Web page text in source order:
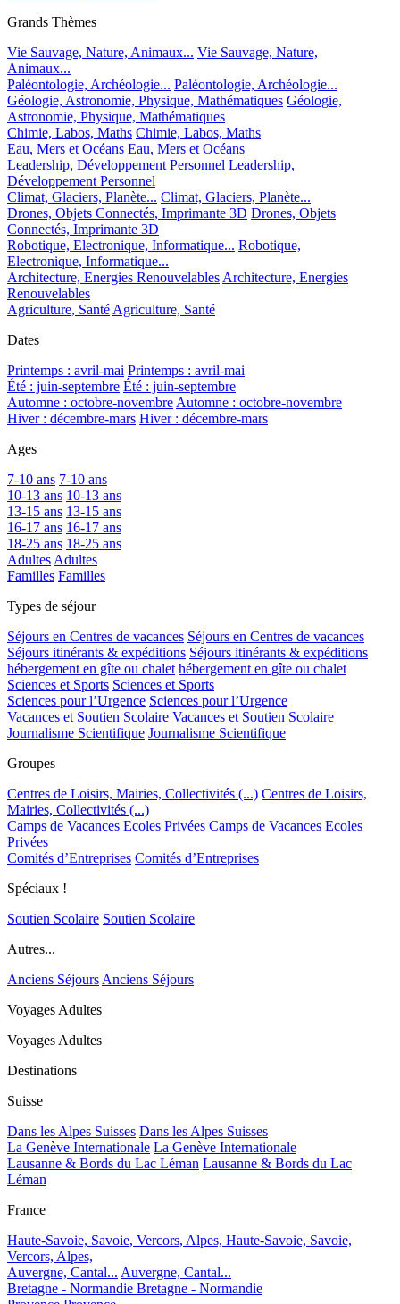
Grands Thèmes
Vie Sauvage, Nature, Animaux... Vie Sauvage, Nature,
Animaux...
Paléontologie, Archéologie... Paléontologie, Archéologie...
Géologie, Astronomie, Physique, Mathématiques Géologie,
Astronomie, Physique, Mathématiques
Chimie, Labos, Maths Chimie, Labos, Maths
Eau, Mers et Océans Eau, Mers et Océans
Leadership, Développement Personnel Leadership,
Développement Personnel
Climat, Glaciers, Planète... Climat, Glaciers, Planète...
Drones, Objets Connectés, Imprimante 3D Drones, Objets
Connectés, Imprimante 3D
Robotique, Electronique, Informatique... Robotique,
Electronique, Informatique...
Architecture, Energies Renouvelables Architecture, Energies
Renouvelables
Agriculture, Santé Agriculture, Santé
Dates
Printemps : avril-mai Printemps : avril-mai
Été : juin-septembre Été : juin-septembre
Automne : octobre-novembre Automne : octobre-novembre
Hiver : décembre-mars Hiver : décembre-mars
Ages
7-10 ans 7-10 ans
10-13 ans 10-13 ans
13-15 ans 13-15 ans
16-17 ans 16-17 ans
18-25 ans 18-25 ans
Adultes Adultes
Familles Familles
Types de séjour
Séjours en Centres de vacances Séjours en Centres de vacances
Séjours itinérants & expéditions Séjours itinérants & expéditions
hébergement en gîte ou chalet hébergement en gîte ou chalet
Sciences et Sports Sciences et Sports
Sciences pour l’Urgence Sciences pour l’Urgence
Vacances et Soutien Scolaire Vacances et Soutien Scolaire
Journalisme Scientifique Journalisme Scientifique
Groupes
Centres de Loisirs, Mairies, Collectivités (...) Centres de Loisirs,
Mairies, Collectivités (...)
Camps de Vacances Ecoles Privées Camps de Vacances Ecoles
Privées
Comités d’Entreprises Comités d’Entreprises
Spéciaux !
Soutien Scolaire Soutien Scolaire
Autres...
Anciens Séjours Anciens Séjours
Voyages Adultes
Voyages Adultes
Destinations
Suisse
Dans les Alpes Suisses Dans les Alpes Suisses
La Genève Internationale La Genève Internationale
Lausanne & Bords du Lac Léman Lausanne & Bords du Lac
Léman
France
Haute-Savoie, Savoie, Vercors, Alpes, Haute-Savoie, Savoie,
Vercors, Alpes,
Auvergne, Cantal... Auvergne, Cantal...
Bretagne - Normandie Bretagne - Normandie